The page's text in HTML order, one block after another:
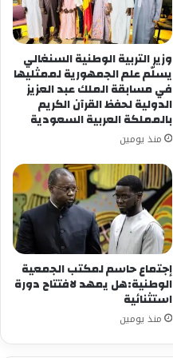
وزير التربية الوطنية السنغالي
يسلّم علم الجمهورية لممثليها
في مسابقة الملك عبد العزيز
الدولية لحفظ القرآن الكريم
بالمملكة العربية السعودية
منذ يومين
إجتماع حاسم لمكتب الجمعية
الوطنية:هل يمهد لافتتاح دورة
استثنائية
منذ يومين